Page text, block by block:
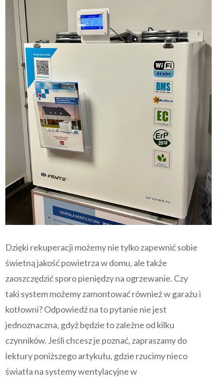
Dzięki rekuperacji możemy nie tylko zapewnić sobie
świetną jakość powietrza w domu, ale także
zaoszczędzić sporo pieniędzy na ogrzewanie. Czy
taki system możemy zamontować również w garażu i
kotłowni? Odpowiedź na to pytanie nie jest
jednoznaczna, gdyż będzie to zależne od kilku
czynników. Jeśli chcesz je poznać, zapraszamy do
lektury poniższego artykułu, gdzie rzucimy nieco
światła na systemy wentylacyjne w